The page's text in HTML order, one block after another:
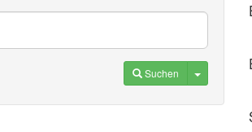
Suchen Toggle